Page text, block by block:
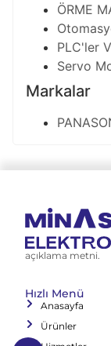
ÖRME
PLC'ler
Servo
Markalar
açıklama metni.
Hızlı Menü
Anasayfa
Ürünler